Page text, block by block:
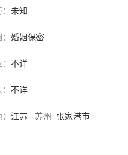
未知
婚姻保密
不详
不详
江苏 苏州 张家港市